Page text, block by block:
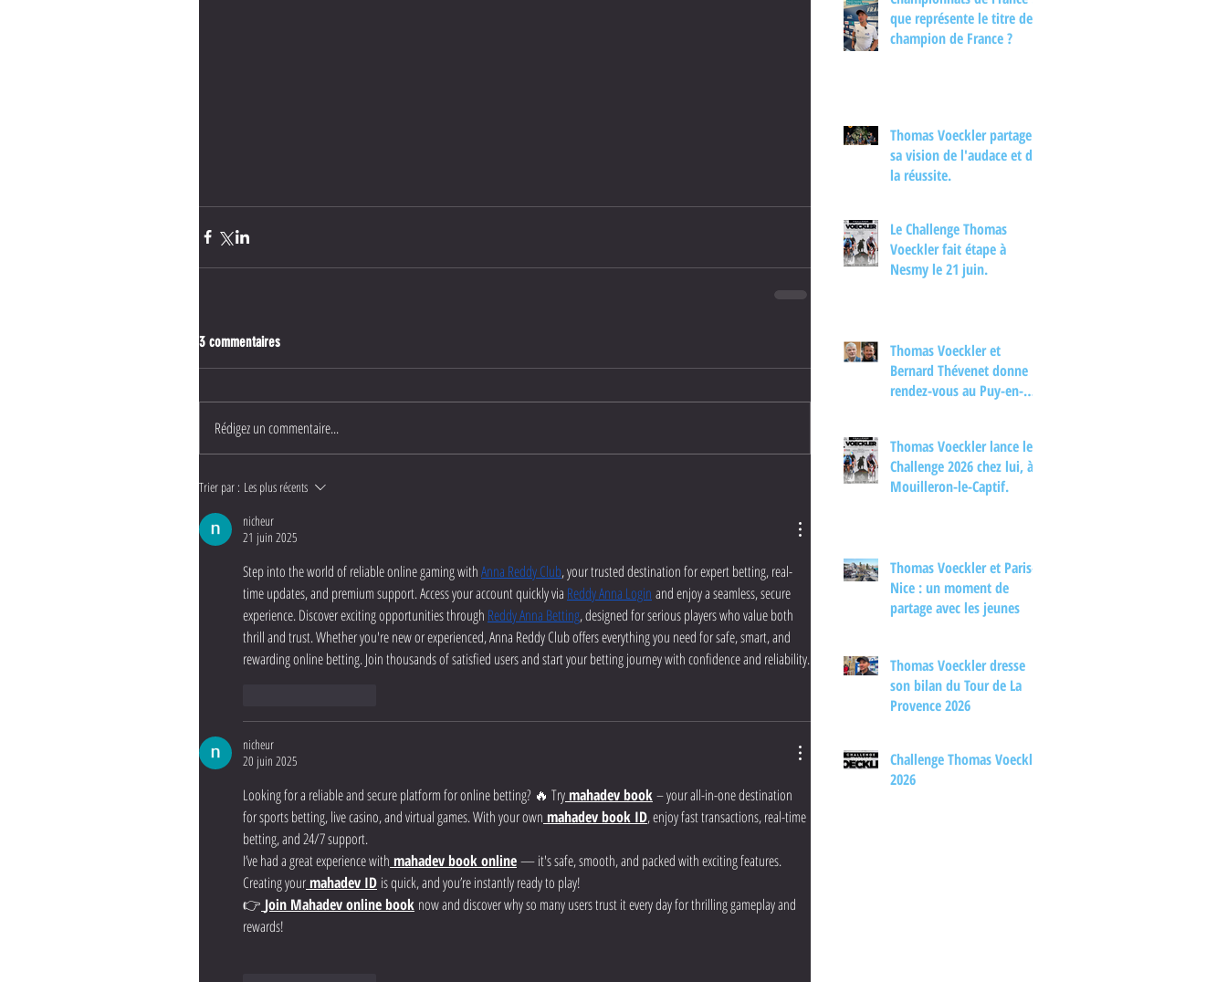
3 commentaires
Rédigez un commentaire...
Trier par : Les plus récents
nicheur
21 juin 2025
Step into the world of reliable online gaming with Anna Reddy Club, your trusted destination for expert betting, real-
time updates, and premium support. Access your account quickly via Reddy Anna Login and enjoy a seamless, secure
experience. Discover exciting opportunities through Reddy Anna Betting, designed for serious players who value both
thrill and trust. Whether you're new or experienced, Anna Reddy Club offers everything you need for safe, smart, and
rewarding online betting. Join thousands of satisfied users and start your betting journey with confidence and reliability.
nicheur
20 juin 2025
Looking for a reliable and secure platform for online betting? 🔥 Try mahadev book – your all-in-one destination
for sports betting, live casino, and virtual games. With your own mahadev book ID, enjoy fast transactions, real-time
betting, and 24/7 support.
I’ve had a great experience with mahadev book online — it's safe, smooth, and packed with exciting features.
Creating your mahadev ID is quick, and you’re instantly ready to play!
👉 Join Mahadev online book now and discover why so many users trust it every day for thrilling gameplay and
rewards!
nouvelle édition dans une
interview.
que représente le titre de
champion de France ?
Thomas Voeckler partage
sa vision de l'audace et de
la réussite.
Le Challenge Thomas
Voeckler fait étape à
Nesmy le 21 juin.
Thomas Voeckler et
Bernard Thévenet donne
rendez-vous au Puy-en-
cyclisme
Thomas Voeckler lance le
Challenge 2026 chez lui, à
Mouilleron-le-Captif.
Thomas Voeckler et Paris-
Nice : un moment de
partage avec les jeunes
Thomas Voeckler dresse
son bilan du Tour de La
Provence 2026
Challenge Thomas Voeckler
2026